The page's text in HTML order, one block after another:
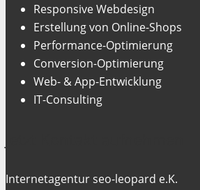
Responsive Webdesign
Erstellung von Online-Shops
Performance-Optimierung
Conversion-Optimierung
Web- & App-Entwicklung
IT-Consulting
Internetagentur seo-leopard e.K.